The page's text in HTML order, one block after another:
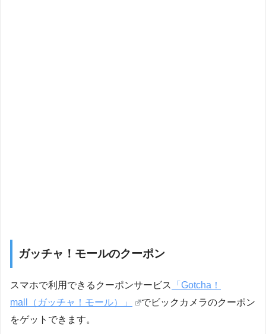
ガッチャ！モールのクーポン
スマホで利用できるクーポンサービス
「Gotcha！
mall（ガッチャ！モール）」
でビックカメラのクーポン
をゲットできます。